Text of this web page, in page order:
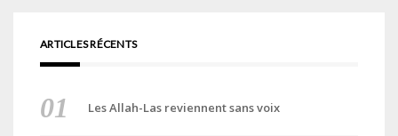
ARTICLES RÉCENTS
Les Allah-Las reviennent sans voix